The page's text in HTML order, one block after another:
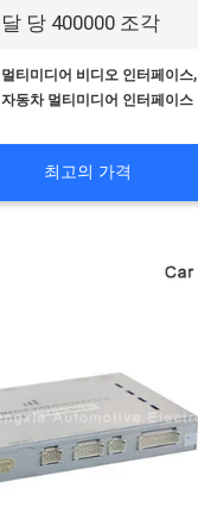
달 당 400000 조각
멀티미디어 비디오 인터페이스,
자동차 멀티미디어 인터페이스
최고의 가격